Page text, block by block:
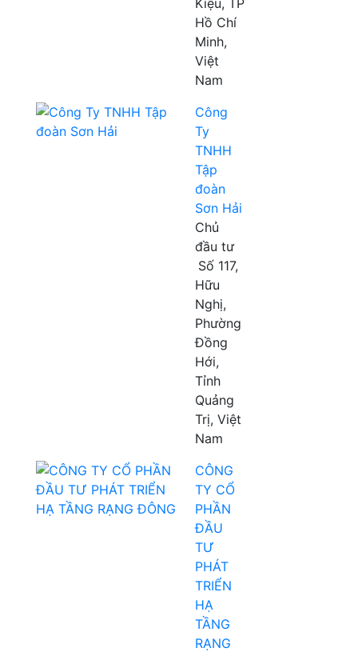
Kiệu, TP
Hồ Chí
Minh,
Việt
Nam
Công
Ty
TNHH
Tập
đoàn
Sơn Hải
Chủ
đầu tư
Số 117,
Hữu
Nghị,
Phường
Đồng
Hới,
Tỉnh
Quảng
Trị, Việt
Nam
CÔNG
TY CỔ
PHẦN
ĐẦU
TƯ
PHÁT
TRIỂN
HẠ
TẦNG
RẠNG